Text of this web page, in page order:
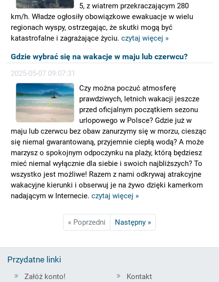
5, z wiatrem przekraczającym 280
km/h. Władze ogłosiły obowiązkowe ewakuacje w wielu
regionach wyspy, ostrzegając, że skutki mogą być
katastrofalne i zagrażające życiu. czytaj więcej »
Gdzie wybrać się na wakacje w maju lub czerwcu?
2025-05-07 09:07:31
Czy można poczuć atmosferę
prawdziwych, letnich wakacji jeszcze
przed oficjalnym początkiem sezonu
urlopowego w Polsce? Gdzie już w
maju lub czerwcu bez obaw zanurzymy się w morzu, ciesząc
się niemal gwarantowaną, przyjemnie ciepłą wodą? A może
marzysz o spokojnym odpoczynku na plaży, którą będziesz
mieć niemal wyłącznie dla siebie i swoich najbliższych? To
wszystko jest możliwe! Razem z nami odkrywaj atrakcyjne
wakacyjne kierunki i obserwuj je na żywo dzięki kamerkom
nadającym w Internecie. czytaj więcej »
« Poprzedni Następny »
Przydatne linki
Załóż konto! Kontakt